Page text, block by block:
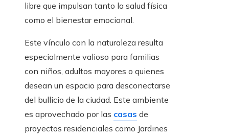
libre que impulsan tanto la salud física
como el bienestar emocional.
Este vínculo con la naturaleza resulta
especialmente valioso para familias
con niños, adultos mayores o quienes
desean un espacio para desconectarse
del bullicio de la ciudad. Este ambiente
es aprovechado por las casas de
proyectos residenciales como Jardines